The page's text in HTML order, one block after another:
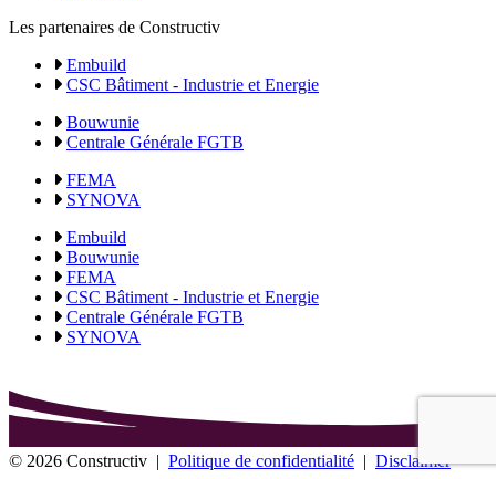
Les partenaires de Constructiv
Embuild
CSC Bâtiment - Industrie et Energie
Bouwunie
Centrale Générale FGTB
FEMA
SYNOVA
Embuild
Bouwunie
FEMA
CSC Bâtiment - Industrie et Energie
Centrale Générale FGTB
SYNOVA
© 2026 Constructiv | Politique de confidentialité | Disclaimer